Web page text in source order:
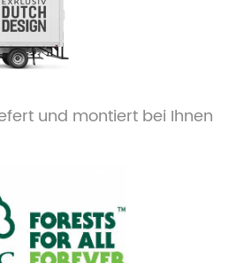
und montiert bei Ihnen